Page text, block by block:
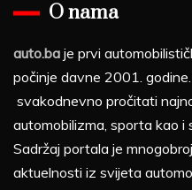
O nama
auto.ba je prvi
počinje davne 2001.
svakodnevno pročitati
automobilizma, sporta kao i
Sadržaj portala je
aktuelnosti iz svijeta